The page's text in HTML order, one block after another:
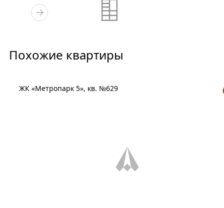
Похожие квартиры
ЖК «Метропарк 5», кв. №629